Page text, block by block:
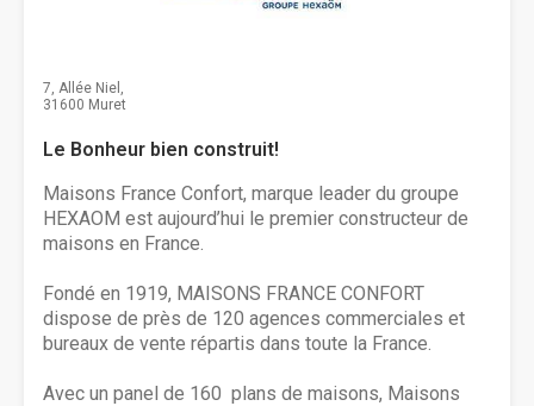
7, Allée Niel,
31600 Muret
Le Bonheur bien construit!
Maisons France Confort, marque leader du groupe
HEXAOM est aujourd’hui le premier constructeur de
maisons en France.
Fondé en 1919, MAISONS FRANCE CONFORT
dispose de près de 120 agences commerciales et
bureaux de vente répartis dans toute la France.
Avec un panel de 160 plans de maisons, Maisons